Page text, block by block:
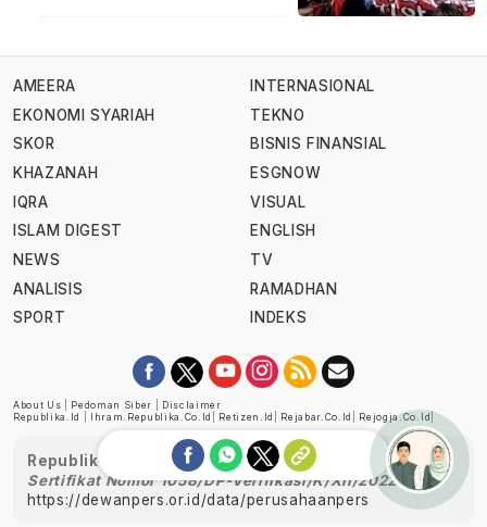
AMEERA
EKONOMI SYARIAH
SKOR
KHAZANAH
IQRA
ISLAM DIGEST
NEWS
ANALISIS
SPORT
INTERNASIONAL
TEKNO
BISNIS FINANSIAL
ESGNOW
VISUAL
ENGLISH
TV
RAMADHAN
INDEKS
About Us Pedoman Siber
Disclaimer
Republika.id
Ihram.republika.co.id Retizen.id Rejabar.co.id Rejogja.co.id
Republika telah diverifikasi oleh Dewan Pers
Sertifikat Nomor 1058/DP-Verifikasi/K/XII/2022
https://dewanpers.or.id/data/perusahaanpers
Ask me!